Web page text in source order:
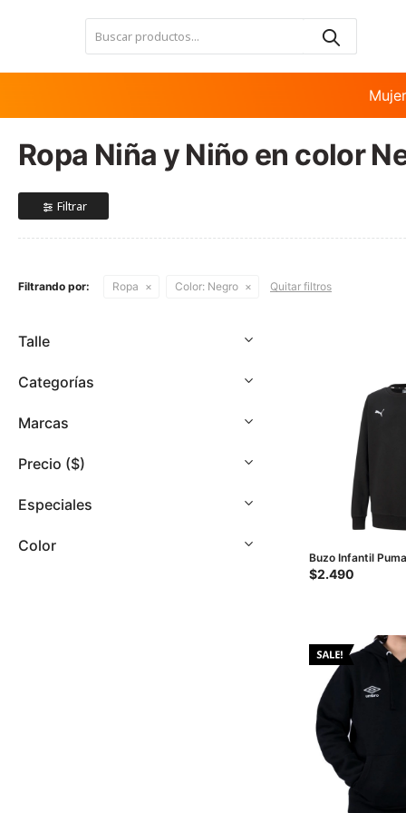
web
accesibilidad.
Presione
Control-
personas
discapacidad
que
usando
lector
Mujer
Ropa Niña y Niño en color
Filtrando por: Ropa Color: Negro Quitar filtros
Buzo Infantil
Negro
$2.490
Talle
Categorías
Marcas
Precio ($)
Especiales
Color